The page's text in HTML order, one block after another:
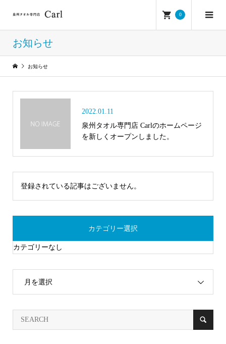
0
お知らせ
お知らせ
2022.01.11
泉州タオル専門店 Carlのホームページ
を新しくオープンしました。
登録されている記事はございません。
カテゴリー選択
カテゴリーなし
月を選択